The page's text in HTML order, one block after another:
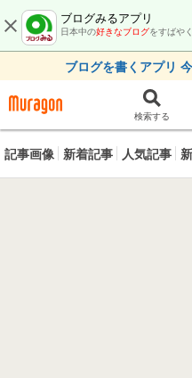
ブログみるアプリ
日本中の好きなブログをすばや
ブログを書くアプリ
検索する
記事画像 新着記事 人気記事